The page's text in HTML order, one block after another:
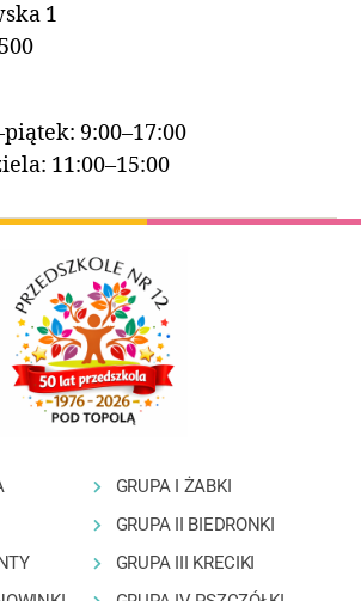
1
9:00–17:00
11:00–15:00
GRUPA I ŻABKI
GRUPA II BIEDRONKI
GRUPA III KRECIKI